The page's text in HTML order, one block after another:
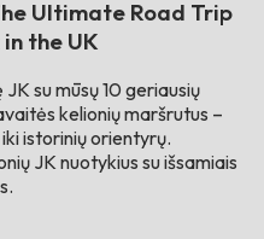
Ultimate Road Trip
the UK
su mūsų 10 geriausių
kelionių maršrutus –
istorinių orientyrų.
JK nuotykius su išsamiais